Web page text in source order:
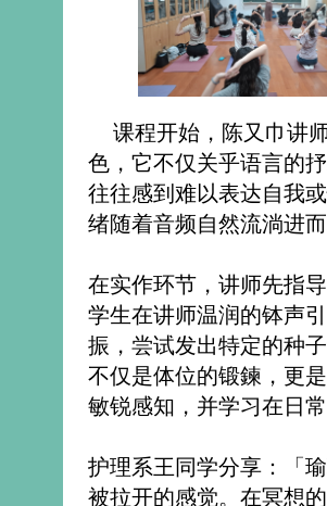
课程开始，陈又巾讲
色，它不仅关乎语言的
往往感到难以表达自我
绪随着音频自然流淌进而
在实作环节，讲师先指
学生在讲师温润的钵声
振，尝试发出特定的种
不仅是体位的锻鍊，更
敏锐感知，并学习在日
护理系王同学分享：「
被拉开的感觉。在冥想